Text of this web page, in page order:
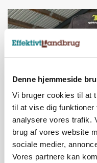
Denne hjemmeside
Vi bruger cookies til at
til at vise dig
analysere vores trafik.
brug af vores website
sociale medier,
Vores partnere kan
POLITIK
»Nu stopper I«:
protestgruppe vil